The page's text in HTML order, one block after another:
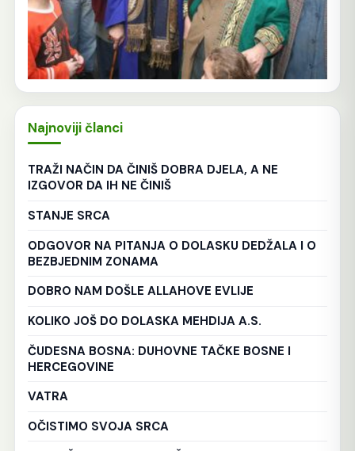
Najnoviji članci
TRAŽI NAČIN DA ČINIŠ DOBRA DJELA, A NE
IZGOVOR DA IH NE ČINIŠ
STANJE SRCA
ODGOVOR NA PITANJA O DOLASKU DEDŽALA I O
BEZBJEDNIM ZONAMA
DOBRO NAM DOŠLE ALLAHOVE EVLIJE
KOLIKO JOŠ DO DOLASKA MEHDIJA A.S.
ČUDESNA BOSNA: DUHOVNE TAČKE BOSNE I
HERCEGOVINE
VATRA
OČISTIMO SVOJA SRCA